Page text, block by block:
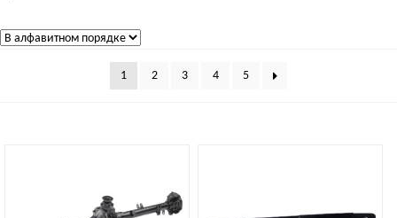
1 2 3 4 5